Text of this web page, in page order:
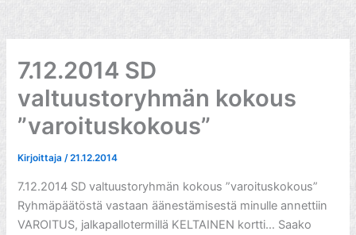
7.12.2014 SD
valtuustoryhmän kokous
”varoituskokous”
Kirjoittaja/21.12.2014
7.12.2014 SD valtuustoryhmän kokous ”varoituskokous”
Ryhmäpäätöstä vastaan äänestämisestä minulle annettiin
VAROITUS, jalkapallotermillä KELTAINEN kortti… Saako